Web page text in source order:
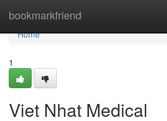
bookmarkfriend
Home
Home
1
Viet Nhat Medical